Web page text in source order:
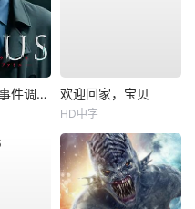
ALIUS-特定事件调查档案- 欢迎回家，宝贝
HD中字